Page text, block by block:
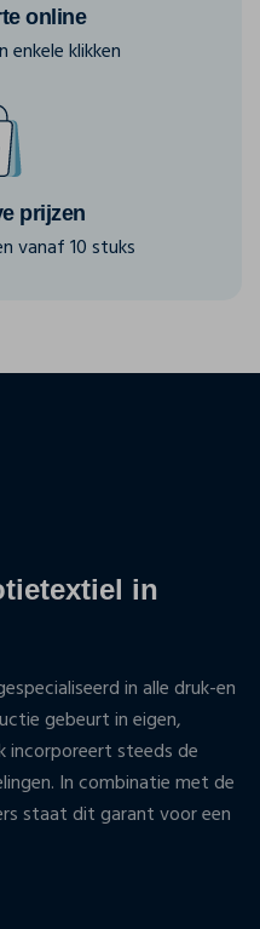
online
klikken
prijzen
vanaf 10 stuks
in
in alle druk-en
gebeurt in eigen,
incorporeert steeds de
In combinatie met de
staat dit garant voor een